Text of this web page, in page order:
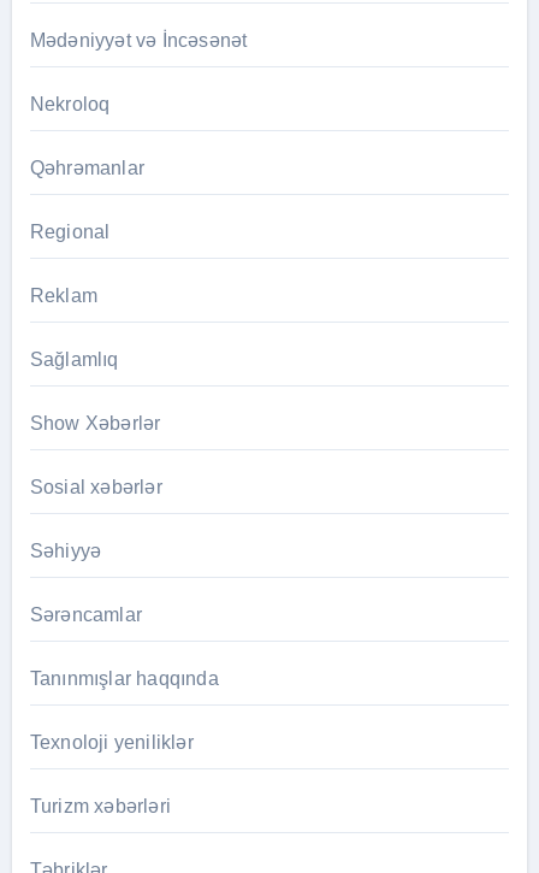
Mədəniyyət və İncəsənət
Nekroloq
Qəhrəmanlar
Regional
Reklam
Sağlamlıq
Show Xəbərlər
Sosial xəbərlər
Səhiyyə
Sərəncamlar
Tanınmışlar haqqında
Texnoloji yeniliklər
Turizm xəbərləri